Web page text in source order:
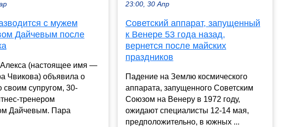
с мужем
Дайчевым после
Алекса (настоящее имя —
Чвикова) объявила о
своим супругом, 30-
тренером
Дайчевым. Пара
23:00, 30 Апр
Советский аппарат, запущенный
к Венере 53 года назад,
вернется после майских
праздников
Падение на Землю космического
аппарата, запущенного Советским
Союзом на Венеру в 1972 году,
ожидают специалисты 12-14 мая,
предположительно, в южных ...